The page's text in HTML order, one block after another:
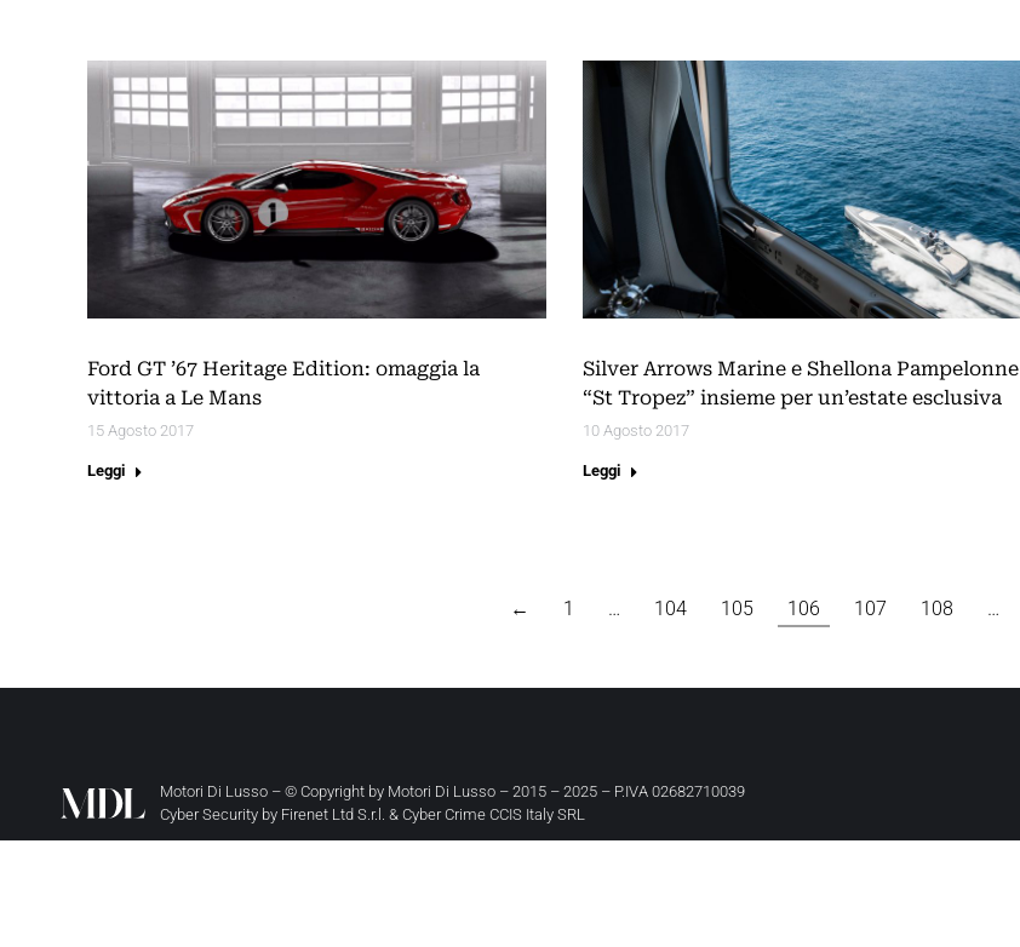
Ford GT ’67 Heritage Edition: omaggia la
vittoria a Le Mans
15 Agosto 2017
Leggi
Silver Arrows Marine e Shellona Pampelonne
“St Tropez” insieme per un’estate esclusiva
10 Agosto 2017
Leggi
← 1 … 104 105 106 107 108 …
Motori Di Lusso – © Copyright by Motori Di Lusso – 2015 – 2025 – P.IVA 02682710039
Cyber Security by Firenet Ltd S.r.l. & Cyber Crime CCIS Italy SRL